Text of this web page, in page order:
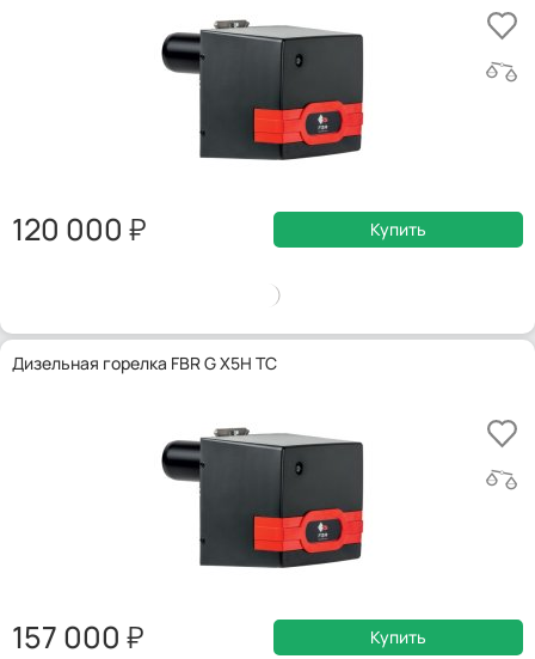
120 000 Купить
Дизельная горелка FBR G X5H TC
157 000 Купить